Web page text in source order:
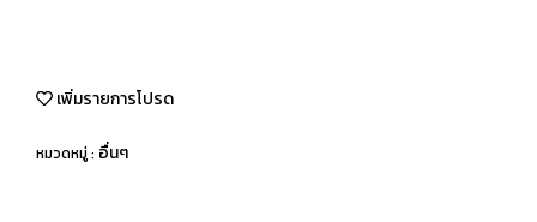
เพิ่มรายการโปรด
หมวดหมู่ : อื่นๆ